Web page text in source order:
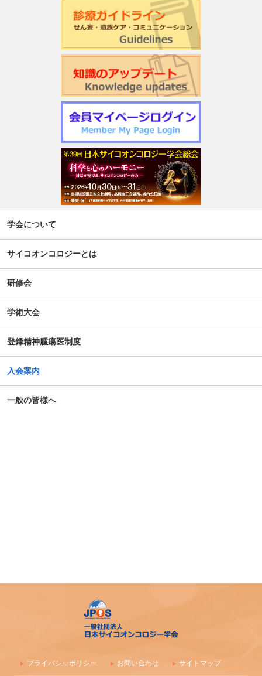
学会について
サイコオンコロジーとは
研修会
学術大会
登録精神腫瘍医制度
入会案内
一般の皆様へ
プライバシーポリシー お問い合わせ サイトマップ